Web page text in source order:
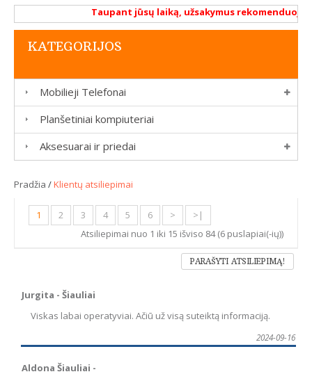
Taupant jūsų laiką, užsakymus
KATEGORIJOS
Mobilieji Telefonai
Planšetiniai kompiuteriai
Aksesuarai ir priedai
Pradžia /Klientų atsiliepimai
1 2 3 4 5 6 >
>|
Atsiliepimai nuo 1 iki 15 išviso 84 (6 puslapiai(-ių))
PARAŠYTI ATSILIEPIMĄ!
Jurgita - Šiauliai
Viskas labai operatyviai. Ačiū už visą suteiktą informaciją.
2024-09-16
Aldona Šiauliai -